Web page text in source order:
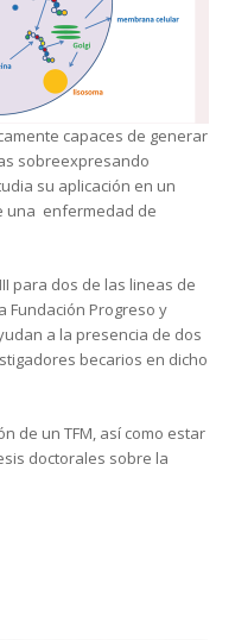
capaces de generar
sobreexpresando
su aplicación en un
una enfermedad de
para dos de las lineas de
Fundación Progreso y
a la presencia de dos
becarios en dicho
de un TFM, así como estar
doctorales sobre la